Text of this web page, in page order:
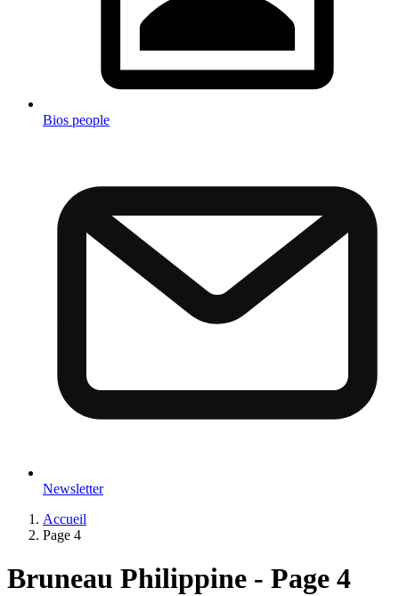
Bios people
Newsletter
Accueil
Page 4
Bruneau Philippine - Page 4